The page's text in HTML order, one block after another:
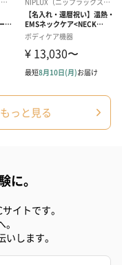
っと見る
に。
イトです。
します。